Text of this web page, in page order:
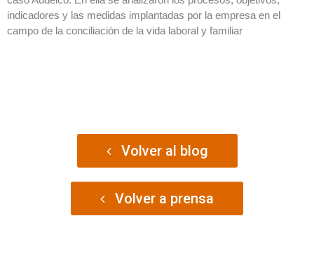
indicadores y las medidas implantadas por la empresa en el
campo de la conciliación de la vida laboral y familiar
Volver al blog
Volver a prensa